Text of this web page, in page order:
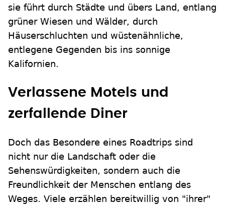
sie führt durch Städte und übers Land, entlang
grüner Wiesen und Wälder, durch
Häuserschluchten und wüstenähnliche,
entlegene Gegenden bis ins sonnige
Kalifornien.
Verlassene Motels und
zerfallende Diner
Doch das Besondere eines Roadtrips sind
nicht nur die Landschaft oder die
Sehenswürdigkeiten, sondern auch die
Freundlichkeit der Menschen entlang des
Weges. Viele erzählen bereitwillig von "ihrer"